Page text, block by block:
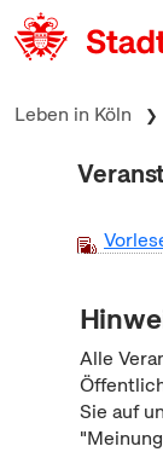
zum Inhalt springen
Leben in Köln
Alle
Sie auf